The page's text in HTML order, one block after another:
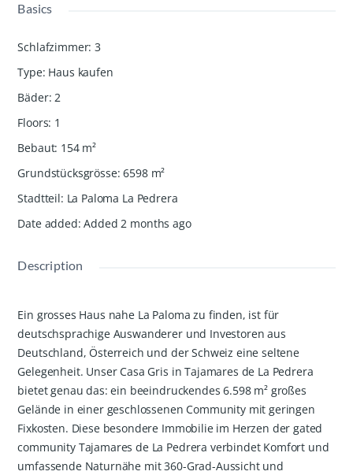
Basics
Schlafzimmer: 3
Type: Haus kaufen
Bäder: 2
Floors: 1
Bebaut: 154 m²
Grundstücksgrösse: 6598 m²
Stadtteil: La Paloma La Pedrera
Date added: Added 2 months ago
Description
Ein grosses Haus nahe La Paloma zu finden, ist für
deutschsprachige Auswanderer und Investoren aus
Deutschland, Österreich und der Schweiz eine seltene
Gelegenheit. Unser Casa Gris in Tajamares de La Pedrera
bietet genau das: ein beeindruckendes 6.598 m² großes
Gelände in einer geschlossenen Community mit geringen
Fixkosten. Diese besondere Immobilie im Herzen der gated
community Tajamares de La Pedrera verbindet Komfort und
umfassende Naturnähe mit 360-Grad-Aussicht und